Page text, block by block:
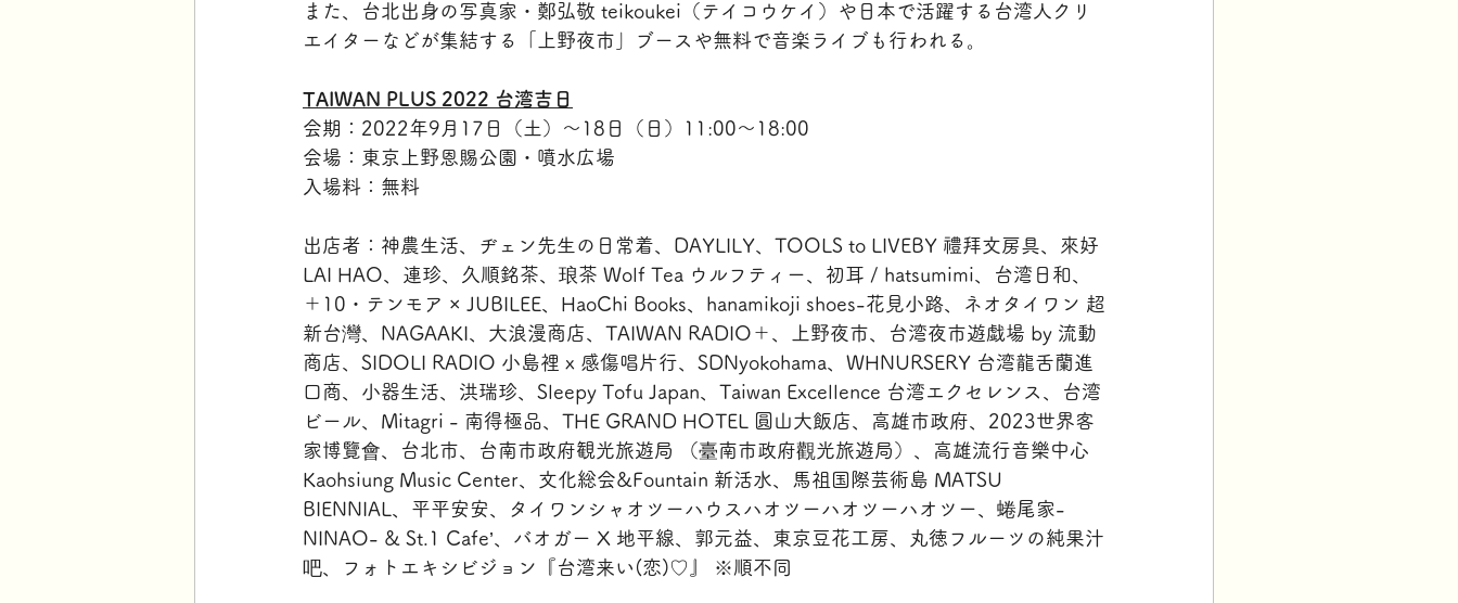
また、台北出身の写真家・鄭弘敬 teikoukei（テイコウケイ）や日本で活躍する台湾人クリ
エイターなどが集結する「上野夜市」ブースや無料で音楽ライブも行われる。
TAIWAN PLUS 2022 台湾吉日
会期：2022年9月17日（土）～18日（日）11:00～18:00
会場：東京上野恩賜公園・噴水広場
入場料：無料
出店者：神農生活、ヂェン先生の日常着、DAYLILY、TOOLS to LIVEBY 禮拜文房具、來好
LAI HAO、連珍、久順銘茶、琅茶 Wolf Tea ウルフティー、初耳 / hatsumimi、台湾日和、
＋10・テンモア × JUBILEE、HaoChi Books、hanamikoji shoes-花見小路、ネオタイワン 超
新台灣、NAGAAKI、大浪漫商店、TAIWAN RADIO＋、上野夜市、台湾夜市遊戯場 by 流動
商店、SIDOLI RADIO 小島裡 x 感傷唱片行、SDNyokohama、WHNURSERY 台湾龍舌蘭進
口商、小器生活、洪瑞珍、Sleepy Tofu Japan、Taiwan Excellence 台湾エクセレンス、台湾
ビール、Mitagri - 南得極品、THE GRAND HOTEL 圓山大飯店、高雄市政府、2023世界客
家博覽會、台北市、台南市政府観光旅遊局 （臺南市政府觀光旅遊局）、高雄流行音樂中心
Kaohsiung Music Center、文化総会&Fountain 新活水、馬祖国際芸術島 MATSU
BIENNIAL、平平安安、タイワンシャオツーハウスハオツーハオツーハオツー、蜷尾家-
NINAO- & St.1 Cafe’、バオガー X 地平線、郭元益、東京豆花工房、丸徳フルーツの純果汁
吧、フォトエキシビジョン『台湾来い(恋)♡』 ※順不同